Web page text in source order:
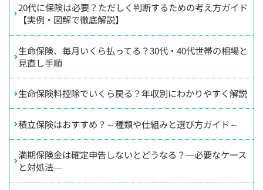
20代に保険は必要？ただしく判断するための考え方ガイド
【実例・図解で徹底解説】
生命保険、毎月いくら払ってる？30代・40代世帯の相場と
見直し手順
生命保険料控除でいくら戻る？年収別にわかりやすく解説
積立保険はおすすめ？～種類や仕組みと選び方ガイド～
満期保険金は確定申告しないとどうなる？―必要なケース
と対処法―